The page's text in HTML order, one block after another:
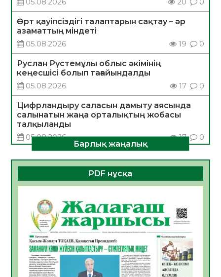
Өрт қауіпсіздігі талаптарын сақтау – әр
азаматтың міндеті
05.08.2026
19 0
Руслан Рүстемұлы облыс әкімінің
кеңесшісі болып тағайындалды
05.08.2026
17 0
Цифрландыру саласын дамыту аясында
салынатын жаңа орталықтың жобасы
талқыланды
05.08.2026
17 0
құралдарының таныстырылымы өтті
05.08.2026
18 0
Қазақстандықтардың 72,3%-ы жаңа
Құрылтай үшін дауыс беруге дайын
05.08.2026
19
ӘРБІР ДАУЫС – ҚОҒАМ ДАМУЫНА
ҚОСЫЛҒАН ҮЛЕС
05.08.2026
26
Барлық жаңалық
PDF нұсқа